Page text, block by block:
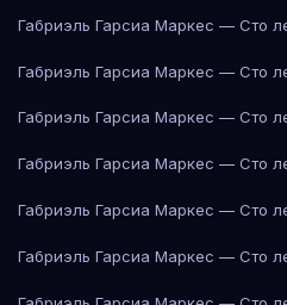
Габриэль Гарсиа Маркес — Сто
Габриэль Гарсиа Маркес — Сто
Габриэль Гарсиа Маркес — Сто
Габриэль Гарсиа Маркес — Сто
Габриэль Гарсиа Маркес — Сто
Габриэль Гарсиа Маркес — Сто